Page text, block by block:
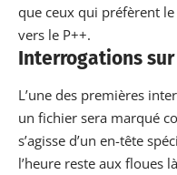
que ceux qui préfèrent
vers le P++.
Interrogations sur
L’une des premières
un fichier sera marqué
s’agisse d’un en-tête
l’heure reste aux floues